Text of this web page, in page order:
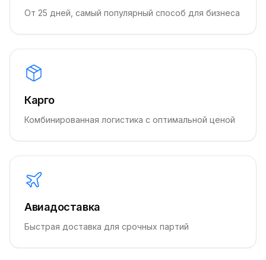
От 25 дней, самый популярный способ для бизнеса
Карго
Комбинированная логистика с оптимальной ценой
Авиадоставка
Быстрая доставка для срочных партий